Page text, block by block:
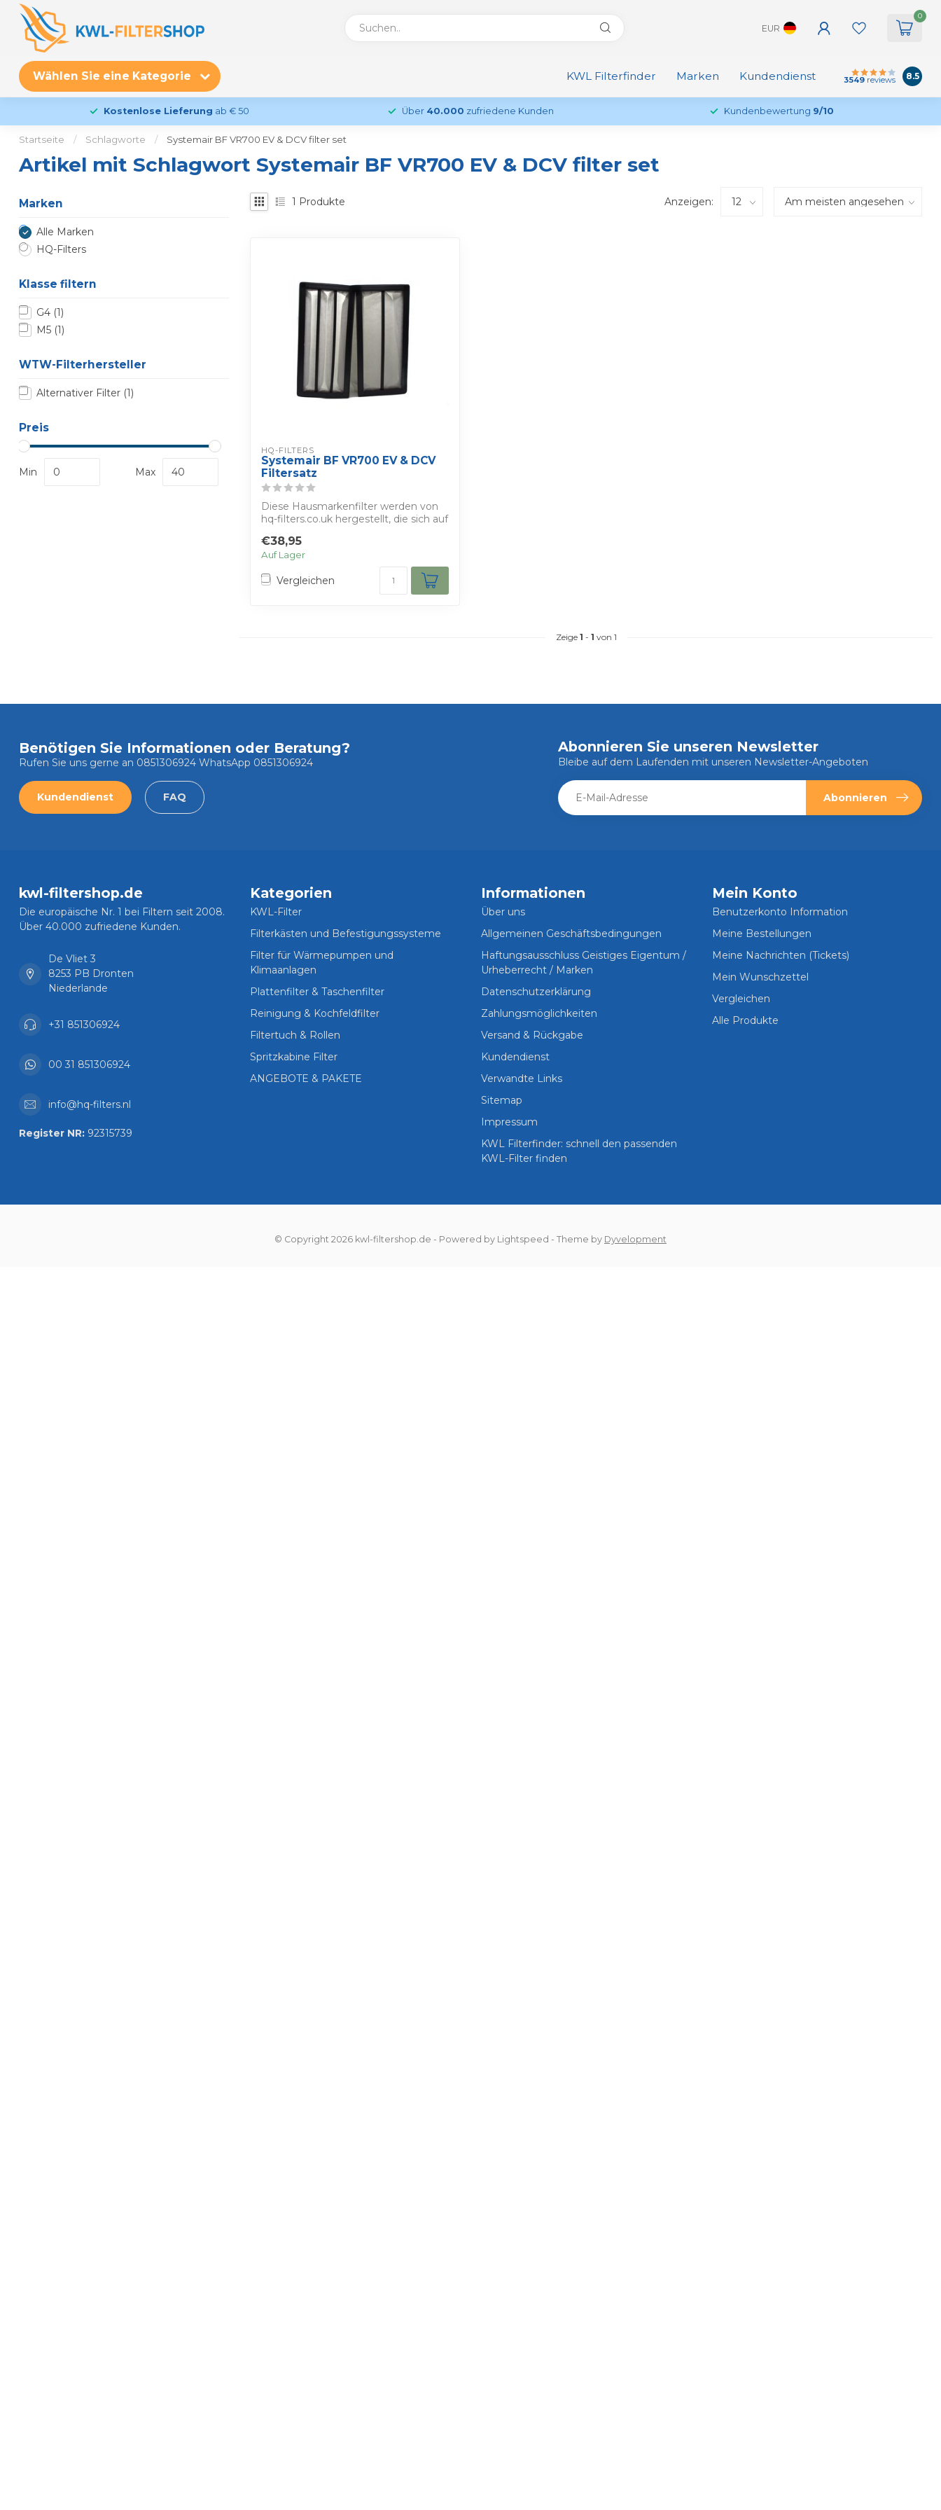
EUR
0
Wählen Sie eine Kategorie KWL Filterfinder Marken Kundendienst 3549 reviews 8.5
Kostenlose Lieferung ab € 50 Über 40.000 zufriedene Kunden Kundenbewertung 9/10
Startseite / Schlagworte / Systemair BF VR700 EV & DCV filter set
Artikel mit Schlagwort Systemair BF VR700 EV & DCV filter set
Marken
Alle Marken
HQ-Filters
Klasse filtern
G4 (1)
M5 (1)
WTW-Filterhersteller
Alternativer Filter (1)
Preis
Min Max
1 Produkte Anzeigen:
HQ-FILTERS
Systemair BF VR700 EV & DCV
Filtersatz
Diese Hausmarkenfilter werden von
hq-filters.co.uk hergestellt, die sich auf
€38,95
Auf Lager
Vergleichen
Zeige 1 - 1 von 1
Benötigen Sie Informationen oder Beratung?
Rufen Sie uns gerne an 0851306924 WhatsApp 0851306924
Kundendienst FAQ
Abonnieren Sie unseren Newsletter
Bleibe auf dem Laufenden mit unseren Newsletter-Angeboten
Abonnieren
kwl-filtershop.de
Die europäische Nr. 1 bei Filtern seit 2008.
Über 40.000 zufriedene Kunden.
De Vliet 3
8253 PB Dronten
Niederlande
+31 851306924
00 31 851306924
info@hq-filters.nl
Register NR: 92315739
Kategorien
KWL-Filter
Filterkästen und Befestigungssysteme
Filter für Wärmepumpen und
Klimaanlagen
Plattenfilter & Taschenfilter
Reinigung & Kochfeldfilter
Filtertuch & Rollen
Spritzkabine Filter
ANGEBOTE & PAKETE
Informationen
Über uns
Allgemeinen Geschäftsbedingungen
Haftungsausschluss Geistiges Eigentum /
Urheberrecht / Marken
Datenschutzerklärung
Zahlungsmöglichkeiten
Versand & Rückgabe
Kundendienst
Verwandte Links
Sitemap
Impressum
KWL Filterfinder: schnell den passenden
KWL-Filter finden
Mein Konto
Benutzerkonto Information
Meine Bestellungen
Meine Nachrichten (Tickets)
Mein Wunschzettel
Vergleichen
Alle Produkte
© Copyright 2026 kwl-filtershop.de - Powered by Lightspeed - Theme by Dyvelopment